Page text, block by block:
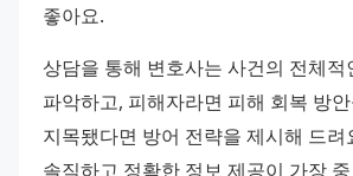
좋아요.
상담을 통해 변호사는 사건의 전체적
파악하고, 피해자라면 피해 회복 방
지목됐다면 방어 전략을 제시해 드려
솔직하고 정확한 정보 제공이 가장